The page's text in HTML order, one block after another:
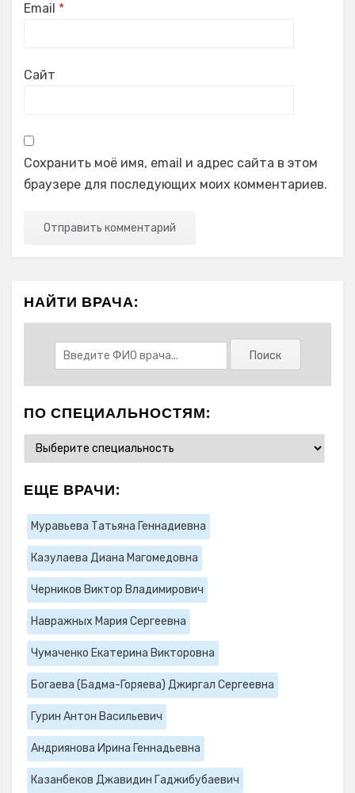
Email *
Сайт
Сохранить моё имя, email и адрес сайта в этом
браузере для последующих моих комментариев.
НАЙТИ ВРАЧА:
ПО СПЕЦИАЛЬНОСТЯМ:
ЕЩЕ ВРАЧИ:
Муравьева Татьяна Геннадиевна
Казулаева Диана Магомедовна
Черников Виктор Владимирович
Навражных Мария Сергеевна
Чумаченко Екатерина Викторовна
Богаева (Бадма-Горяева) Джиргал Сергеевна
Гурин Антон Васильевич
Андриянова Ирина Геннадьевна
Казанбеков Джавидин Гаджибубаевич